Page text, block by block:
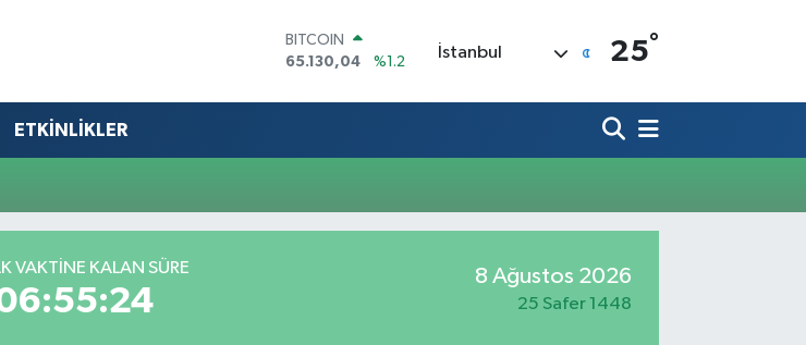
BITCOIN
65.130,04
%1.2
47,7436
%0.18
GRAM ALTIN
6648.99
%2.59
İstanbul 25°
ETKİNLİKLER
VAKTINE KALAN SÜRE 8 Ağustos 2026
25 Safer 1448